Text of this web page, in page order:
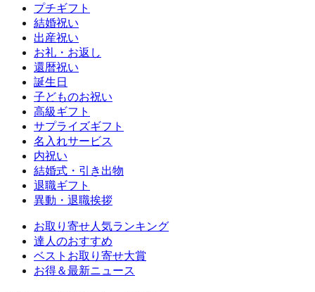
プチギフト
結婚祝い
出産祝い
お礼・お返し
還暦祝い
誕生日
子どものお祝い
高級ギフト
サプライズギフト
名入れサービス
内祝い
結婚式・引き出物
退職ギフト
異動・退職挨拶
お取り寄せ人気ランキング
達人のおすすめ
ベストお取り寄せ大賞
お得＆最新ニュース